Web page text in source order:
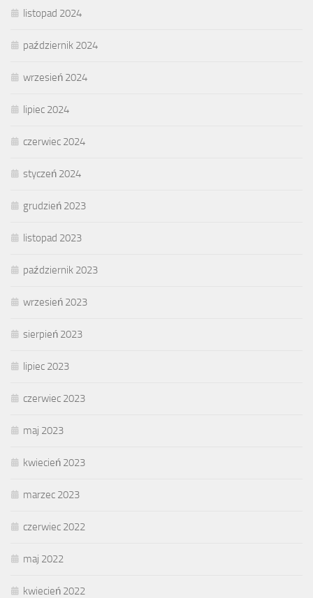
listopad 2024
październik 2024
wrzesień 2024
lipiec 2024
czerwiec 2024
styczeń 2024
grudzień 2023
listopad 2023
październik 2023
wrzesień 2023
sierpień 2023
lipiec 2023
czerwiec 2023
maj 2023
kwiecień 2023
marzec 2023
czerwiec 2022
maj 2022
kwiecień 2022